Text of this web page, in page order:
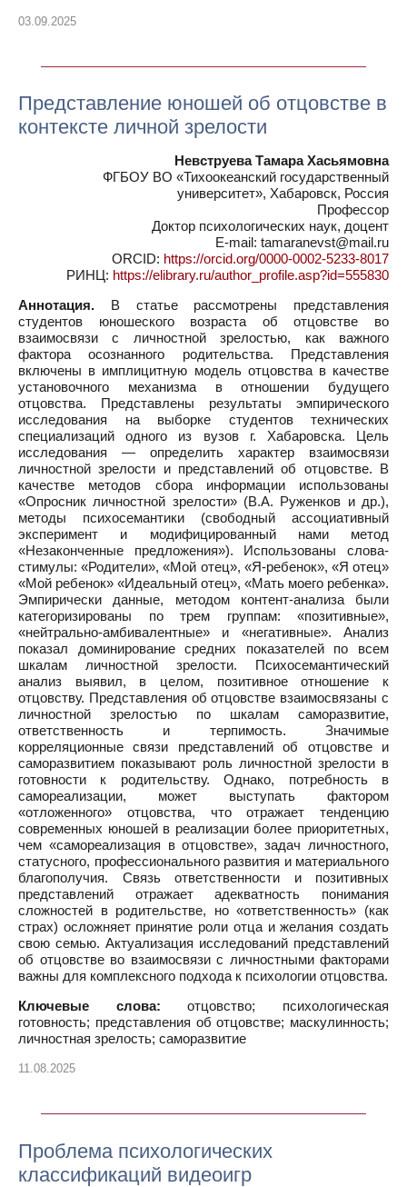
03.09.2025
Представление юношей об отцовстве в
контексте личной зрелости
Невструева Тамара Хасьямовна
ФГБОУ ВО «Тихоокеанский государственный
университет», Хабаровск, Россия
Профессор
Доктор психологических наук, доцент
E-mail: tamaranevst@mail.ru
ORCID: https://orcid.org/0000-0002-5233-8017
РИНЦ: https://elibrary.ru/author_profile.asp?id=555830
Аннотация. В статье рассмотрены представления
студентов юношеского возраста об отцовстве во
взаимосвязи с личностной зрелостью, как важного
фактора осознанного родительства. Представления
включены в имплицитную модель отцовства в качестве
установочного механизма в отношении будущего
отцовства. Представлены результаты эмпирического
исследования на выборке студентов технических
специализаций одного из вузов г. Хабаровска. Цель
исследования — определить характер взаимосвязи
личностной зрелости и представлений об отцовстве. В
качестве методов сбора информации использованы
«Опросник личностной зрелости» (В.А. Руженков и др.),
методы психосемантики (свободный ассоциативный
эксперимент и модифицированный нами метод
«Незаконченные предложения»). Использованы слова-
стимулы: «Родители», «Мой отец», «Я-ребенок», «Я отец»
«Мой ребенок» «Идеальный отец», «Мать моего ребенка».
Эмпирически данные, методом контент-анализа были
категоризированы по трем группам: «позитивные»,
«нейтрально-амбивалентные» и «негативные». Анализ
показал доминирование средних показателей по всем
шкалам личностной зрелости. Психосемантический
анализ выявил, в целом, позитивное отношение к
отцовству. Представления об отцовстве взаимосвязаны с
личностной зрелостью по шкалам саморазвитие,
ответственность и терпимость. Значимые
корреляционные связи представлений об отцовстве и
саморазвитием показывают роль личностной зрелости в
готовности к родительству. Однако, потребность в
самореализации, может выступать фактором
«отложенного» отцовства, что отражает тенденцию
современных юношей в реализации более приоритетных,
чем «самореализация в отцовстве», задач личностного,
статусного, профессионального развития и материального
благополучия. Связь ответственности и позитивных
представлений отражает адекватность понимания
сложностей в родительстве, но «ответственность» (как
страх) осложняет принятие роли отца и желания создать
свою семью. Актуализация исследований представлений
об отцовстве во взаимосвязи с личностными факторами
важны для комплексного подхода к психологии отцовства.
Ключевые слова: отцовство; психологическая
готовность; представления об отцовстве; маскулинность;
личностная зрелость; саморазвитие
11.08.2025
Проблема психологических
классификаций видеоигр